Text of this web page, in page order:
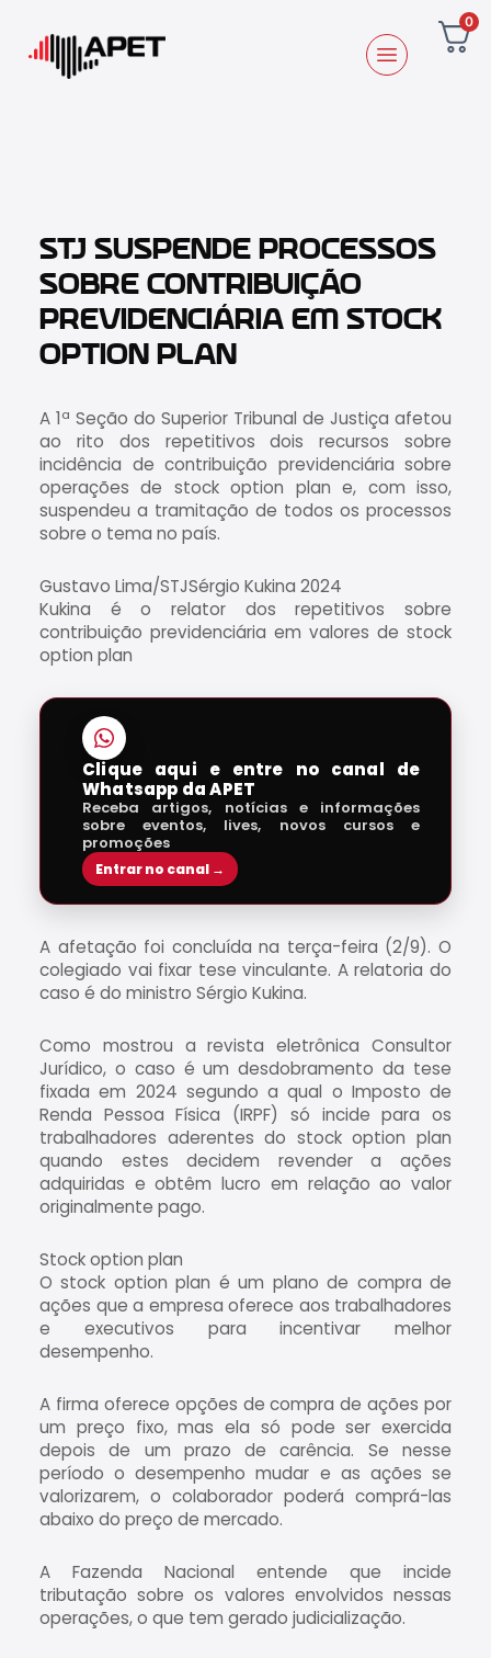
0
STJ SUSPENDE PROCESSOS
SOBRE CONTRIBUIÇÃO
PREVIDENCIÁRIA EM STOCK
OPTION PLAN
A 1ª Seção do Superior Tribunal de Justiça afetou
ao rito dos repetitivos dois recursos sobre
incidência de contribuição previdenciária sobre
operações de stock option plan e, com isso,
suspendeu a tramitação de todos os processos
sobre o tema no país.
Gustavo Lima/STJSérgio Kukina 2024
Kukina é o relator dos repetitivos sobre
contribuição previdenciária em valores de stock
option plan
Clique aqui e entre no canal de
Whatsapp da APET
Receba artigos, notícias e informações
sobre eventos, lives, novos cursos e
promoções
Entrar no canal →
A afetação foi concluída na terça-feira (2/9). O
colegiado vai fixar tese vinculante. A relatoria do
caso é do ministro Sérgio Kukina.
Como mostrou a revista eletrônica Consultor
Jurídico, o caso é um desdobramento da tese
fixada em 2024 segundo a qual o Imposto de
Renda Pessoa Física (IRPF) só incide para os
trabalhadores aderentes do stock option plan
quando estes decidem revender a ações
adquiridas e obtêm lucro em relação ao valor
originalmente pago.
Stock option plan
O stock option plan é um plano de compra de
ações que a empresa oferece aos trabalhadores
e executivos para incentivar melhor
desempenho.
A firma oferece opções de compra de ações por
um preço fixo, mas ela só pode ser exercida
depois de um prazo de carência. Se nesse
período o desempenho mudar e as ações se
valorizarem, o colaborador poderá comprá-las
abaixo do preço de mercado.
A Fazenda Nacional entende que incide
tributação sobre os valores envolvidos nessas
operações, o que tem gerado judicialização.